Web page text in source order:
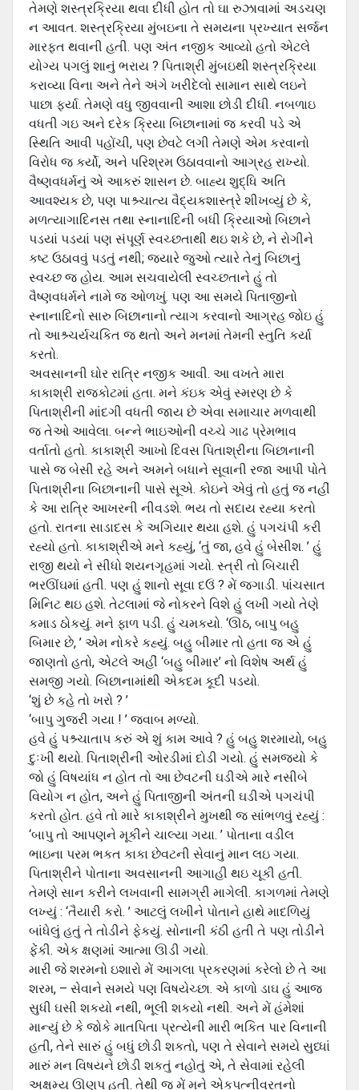
તેમણે શસ્‍ત્રક્રિયા થવા દીધી હોત તો ઘા રુઝાવામાં અડચણ
ન આવત. શસ્‍ત્રક્રિયા મુંબઇના તે સમયના પ્રખ્‍યાત સર્જન
મારફત થવાની હતી. પણ અંત નજીક આવ્‍યો હતો એટલે
યોગ્‍ય પગલું શાનું ભરાય ? પિતાશ્રી મુંબઇથી શસ્‍ત્રક્રિયા
કરાવ્‍યા વિના અને તેને અંગે ખરીદેલો સામાન સાથે લઇને
પાછા ફર્યા. તેમણે વધુ જીવવાની આશા છોડી દીધી. નબળાઇ
વધતી ગઇ અને દરેક ક્રિયા બિછાનામાં જ કરવી પડે એ
સ્થિતિ આવી પહોંચી, પણ છેવટે લગી તેમણે એમ કરવાનો
વિરોધ જ કર્યો, અને પરિશ્રમ ઉઠાવવાનો આગ્રહ રાખ્‍યો.
વૈષ્‍ણવધર્મનું એ આકરું શાસન છે. બાહ્ય શુદ્ધિ અતિ
આવશ્‍યક છે, પણ પાશ્ર્ચાત્‍ય વૈદ્યકશાસ્‍ત્રે શીખવ્‍યું છે કે,
મળત્‍યાગાદિનસ તથા સ્‍નાનાદિની બધી ક્રિયાઓ બિછાને
પડયાં પડયાં પણ સંપૂર્ણ સ્‍વચ્‍છતાથી થઇ શકે છે, ને રોગીને
કષ્‍ટ ઉઠાવવું પડતું નથી; જયારે જુઓ ત્‍યારે તેનું બિછાનું
સ્‍વચ્‍છ જ હોય. આમ સચવાયેલી સ્‍વચ્‍છતાને હું તો
વૈષ્‍ણવધર્મને નામે જ ઓળખું. પણ આ સમયે પિતાજીનો
સ્‍નાનાદિનો સારુ બિછાનાનો ત્‍યાગ કરવાનો આગ્રહ જોઇ હું
તો આશ્ર્ચર્યચકિત જ થતો અને મનમાં તેમની સ્‍તુતિ કર્યા
કરતો.
અવસાનની ઘોર રાત્રિ નજીક આવી. આ વખતે મારા
કાકાશ્રી રાજકોટમાં હતા. મને કંઇક એવું સ્‍મરણ છે કે
પિતાશ્રીની માંદગી વધતી જાય છે એવા સમાચાર મળવાથી
જ તેઓ આવેલા. બન્‍ને ભાઇઓની વચ્‍ચે ગાઢ પ્રેમભાવ
વર્તાતો હતો. કાકાશ્રી આખો દિવસ પિતાશ્રીના બિછાનાની
પાસે જ બેસી રહે અને અમને બધાને સૂવાની રજા આપી પોતે
પિતાશ્રીના બિછાનાની પાસે સૂએ. કોઇને એવું તો હતું જ નહીં
કે આ રાત્રિ આખરની નીવડશે. ભય તો સદાય રહ્યા કરતો
હતો. રાતના સાડાદસ કે અગિયાર થયા હશે. હું પગચંપી કરી
રહ્યો હતો. કાકાશ્રીએ મને કહ્યું, ‘તું જા, હવે હું બેસીશ. ’ હું
રાજી થયો ને સીધો શયનગૃહમાં ગયો. સ્‍ત્રી તો બિચારી
ભરઊંઘમાં હતી. પણ હું શાનો સૂવા દઉં ? મેં જગાડી. પાંચસાત
મિનિટ થઇ હશે. તેટલામાં જે નોકરને વિશે હું લખી ગયો તેણે
કમાડ ઠોકયું. મને ફાળ પડી. હું ચમકયો. ‘ઊઠ, બાપુ બહુ
બિમાર છે, ’ એમ નોકરે કહ્યું. બહુ બીમાર તો હતા જ એ હું
જાણતો હતો, એટલે અહીં ‘બહુ બીમાર’ નો વિશેષ અર્થ હું
સમજી ગયો. બિછાનામાંથી એકદમ કૂદી પડયો.
‘શું છે કહે તો ખરો ? ’
‘બાપુ ગુજરી ગયા ! ’ જવાબ મળ્યો.
હવે હું પશ્ર્ચાતાપ કરું એ શું કામ આવે ? હું બહુ શરમાયો, બહુ
દુઃખી થયો. પિતાશ્રીની ઓરડીમાં દોડી ગયો. હું સમજયો કે
જો હું વિષયાંધ ન હોત તો આ છેવટની ઘડીએ મારે નસીબે
વિયોગ ન હોત, અને હું પિતાજીની અંતની ઘડીએ પગચંપી
કરતો હોત. હવે તો મારે કાકાશ્રીને મુખથી જ સાંભળવું રહ્યું :
‘બાપુ તો આપણને મૂકીને ચાલ્‍યા ગયા. ’ પોતાના વડીલ
ભાઇના પરમ ભકત કાકા છેવટની સેવાનું માન લઇ ગયા.
પિતાશ્રીને પોતાના અવસાનની આગાહી થઇ ચૂકી હતી.
તેમણે સાન કરીને લખવાની સામગ્રી માગેલી. કાગળમાં તેમણે
લખ્‍યું : ‘તૈયારી કરો. ’ આટલું લખીને પોતાને હાથે માદળિયું
બાંધેલું હતું તે તોડીને ફેકયું. સોનાની કંઠી હતી તે પણ તોડીને
ફેંકી. એક ક્ષણમાં આત્‍મા ઊડી ગયો.
મારી જે શરમનો ઇશારો મેં આગલા પ્રકરણમાં કરેલો છે તે આ
શરમ, – સેવાને સમયે પણ વિષયેચ્‍છા. એ કાળો ડાઘ હું આજ
સુધી ઘસી શકયો નથી, ભૂલી શકયો નથી. અને મેં હંમેશાં
માન્‍યું છે કે જોકે માતપિતા પ્રત્‍યેની મારી ભકિત પાર વિનાની
હતી, તેને સારું હું બધું છોડી શકતો, પણ તે સેવાને સમયે સુધ્‍ધાં
મારું મન વિષયને છોડી શકતું નહોતું એ, તે સેવામાં રહેલી
અક્ષમ્‍ય ઊણપ હતી. તેથી જ મેં મને એકપત્‍નીવ્રતનો